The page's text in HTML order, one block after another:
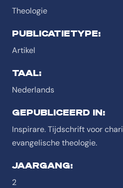
Theologie
PUBLICATIETYPE:
Artikel
TAAL:
Nederlands
GEPUBLICEERD IN:
Inspirare. Tijdschrift voor
evangelische theologie.
JAARGANG:
2